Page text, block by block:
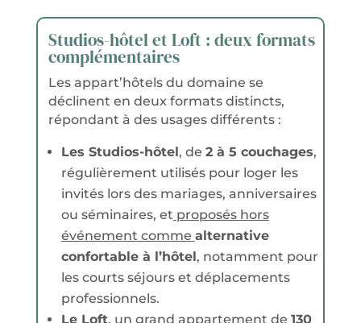
Studios-hôtel et Loft : deux formats
complémentaires
Les appart’hôtels du domaine se
déclinent en deux formats distincts,
répondant à des usages différents :
Les Studios-hôtel, de 2 à 5 couchages,
régulièrement utilisés pour loger les
invités lors des mariages, anniversaires
ou séminaires, et proposés hors
événement comme alternative
confortable à l’hôtel, notamment pour
les courts séjours et déplacements
professionnels.
Le Loft, un grand appartement de 130